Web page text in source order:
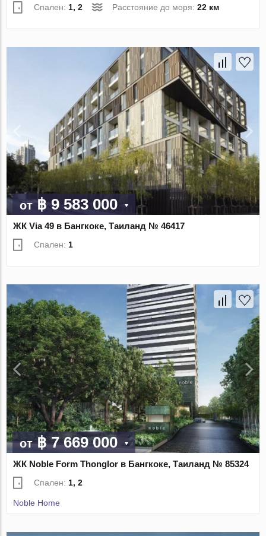
Спален: 1, 2 Расстояние до моря:22 км
от฿ 9 583 000
ЖК Via 49 в Бангкоке, Таиланд № 46417
Спален:1
от฿ 7 669 000
ЖК Noble Form Thonglor в Бангкоке, Таиланд № 85324
Спален: 1, 2
Noble Home